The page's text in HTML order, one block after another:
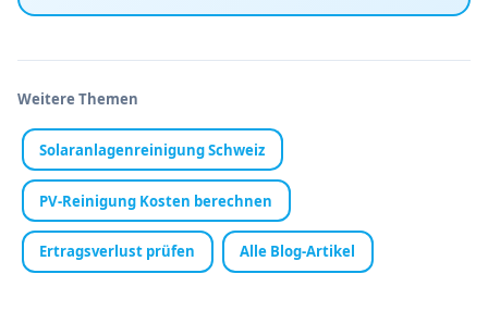
Weitere Themen
Solaranlagenreinigung Schweiz
PV-Reinigung Kosten berechnen
Ertragsverlust prüfen Alle Blog-Artikel